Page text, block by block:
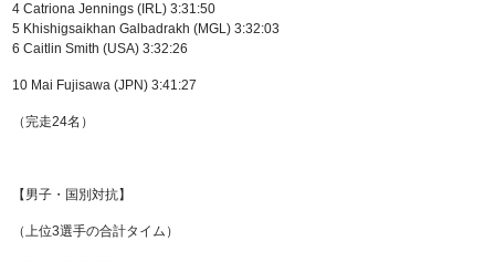
4 Catriona Jennings (IRL) 3:31:50
5 Khishigsaikhan Galbadrakh (MGL) 3:32:03
6 Caitlin Smith (USA) 3:32:26
10 Mai Fujisawa (JPN) 3:41:27
（完走24名）
【男子・国別対抗】
（上位3選手の合計タイム）